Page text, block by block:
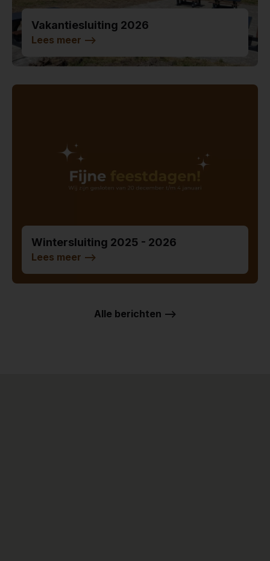
Vakantiesluiting 2026
Lees meer -->
Wintersluiting 2025 - 2026
Lees meer -->
Alle berichten -->